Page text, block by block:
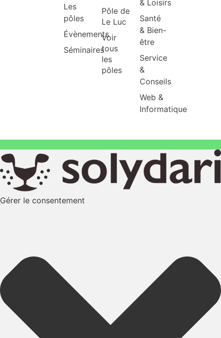
Actualités
Les
pôles
Évènements
Séminaires
Tarnos
Pôle de
Le Luc
Voir
tous
les
Restauration
& Loisirs
Santé
être
Service
Conseils
Web &